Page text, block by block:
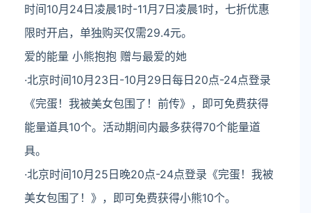
时间10月24日凌晨1时-11月7日凌晨1时，七折优惠
限时开启，单独购买仅需29.4元。
爱的能量 小熊抱抱 赠与最爱的她
·北京时间10月23日-10月29日每日20点-24点登录
《完蛋！我被美女包围了！前传》，即可免费获得
能量道具10个。活动期间内最多获得70个能量道
具。
·北京时间10月25日晚20点-24点登录《完蛋！我被
美女包围了！》，即可免费获得小熊10个。